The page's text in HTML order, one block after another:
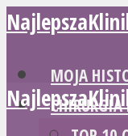
MOJA
CHIRURGIA